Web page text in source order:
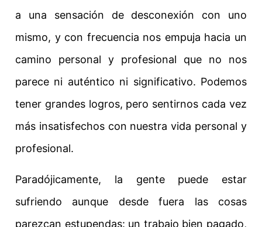
a una sensación de desconexión con uno
mismo, y con frecuencia nos empuja hacia un
camino personal y profesional que no nos
parece ni auténtico ni significativo. Podemos
tener grandes logros, pero sentirnos cada vez
más insatisfechos con nuestra vida personal y
profesional.
Paradójicamente, la gente puede estar
sufriendo aunque desde fuera las cosas
parezcan estupendas: un trabajo bien pagado,